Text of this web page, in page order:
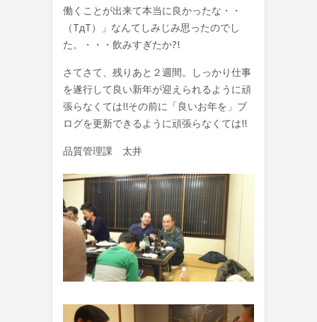
働くことが出来て本当に良かったな・・
（TдT）」なんてしみじみ思ったのでし
た。・・・飲みすぎたか?!
さてさて、残りあと２週間。しっかり仕事
を遂行して良い新年が迎えられるように頑
張らなくては!!その前に「良いお年を」ブ
ログを更新できるように頑張らなくては!!
品質管理課 太井